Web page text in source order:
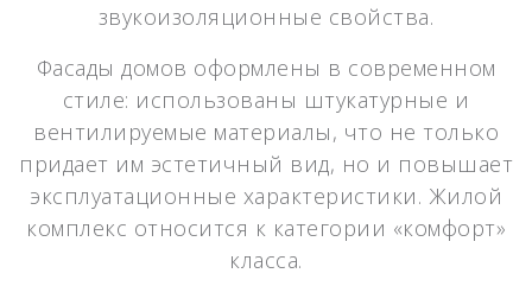
звукоизоляционные свойства.
Фасады домов оформлены в современном
стиле: использованы штукатурные и
вентилируемые материалы, что не только
придает им эстетичный вид, но и повышает
эксплуатационные характеристики. Жилой
комплекс относится к категории «комфорт»
класса.